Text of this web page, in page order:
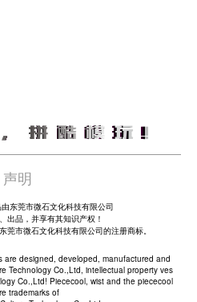
声明
东莞市微石文化科技有限公司
出品，并享有其知识产权！
莞市微石文化科技有限公司的注册商标。
are designed, developed, manufactured and
Technology Co.,Ltd, intellectual property ves
Co.,Ltd! Piececool, wist and the piececool
trademarks of